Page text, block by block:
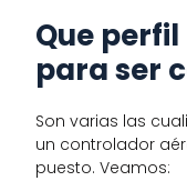
Que
para ser
Son varias las
un controlador
puesto. Veamos: